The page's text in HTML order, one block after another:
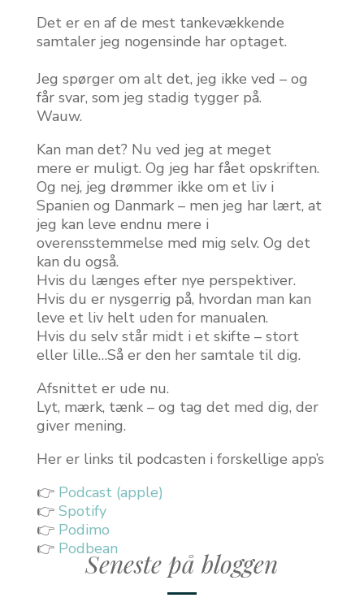
Det er en af de mest tankevækkende
samtaler jeg nogensinde har optaget.
Jeg spørger om alt det, jeg ikke ved – og
får svar, som jeg stadig tygger på.
Wauw.
Kan man det? Nu ved jeg at meget
mere er muligt. Og jeg har fået opskriften.
Og nej, jeg drømmer ikke om et liv i
Spanien og Danmark – men jeg har lært, at
jeg kan leve endnu mere i
overensstemmelse med mig selv. Og det
kan du også.
Hvis du længes efter nye perspektiver.
Hvis du er nysgerrig på, hvordan man kan
leve et liv helt uden for manualen.
Hvis du selv står midt i et skifte – stort
eller lille…Så er den her samtale til dig.
Afsnittet er ude nu.
Lyt, mærk, tænk – og tag det med dig, der
giver mening.
Her er links til podcasten i forskellige app’s
👉 Podcast (apple)
👉 Spotify
👉 Podimo
👉 Podbean
Seneste på bloggen